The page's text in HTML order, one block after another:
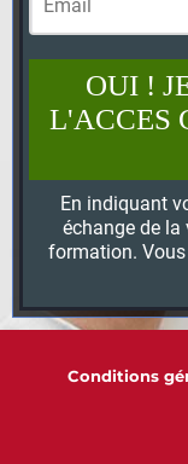
OUI !
L'ACCES
En indiquant
échange de la
formation.
Conditions